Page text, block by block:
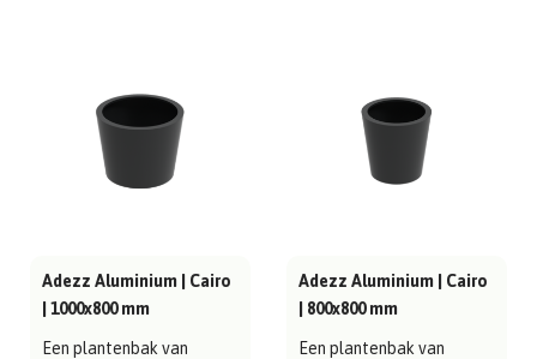
Adezz Aluminium | Cairo
| 1000x800 mm
Een plantenbak van
Adezz Aluminium | Cairo
| 800x800 mm
Een plantenbak van